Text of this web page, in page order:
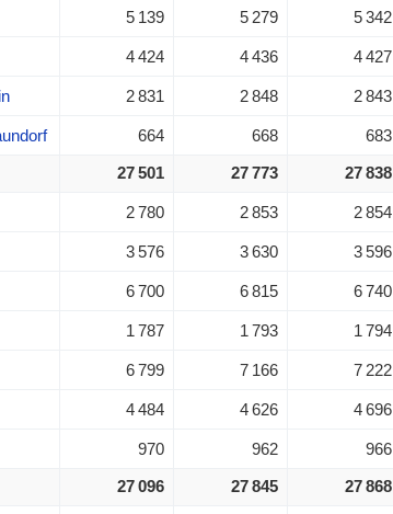
5 139 5 279 5 342
4 424 4 436 4 427
2 831 2 848 2 843
664 668 683
27 501 27 773 27 838
2 780 2 853 2 854
3 576 3 630 3 596
6 700 6 815 6 740
1 787 1 793 1 794
6 799 7 166 7 222
4 484 4 626 4 696
970 962 966
27 096 27 845 27 868